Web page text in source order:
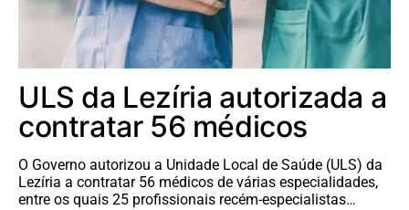
ULS da Lezíria autorizada a
contratar 56 médicos
O Governo autorizou a Unidade Local de Saúde (ULS) da
Lezíria a contratar 56 médicos de várias especialidades,
entre os quais 25 profissionais recém-especialistas…